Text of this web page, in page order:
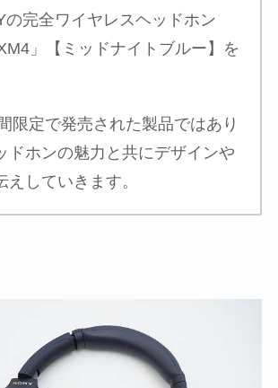
の完全ワイヤレスヘッドホン
」【ミッドナイトブルー】を
限定で発売された製品ではあり
ドホンの魅力と共にデザインや
えしていきます。